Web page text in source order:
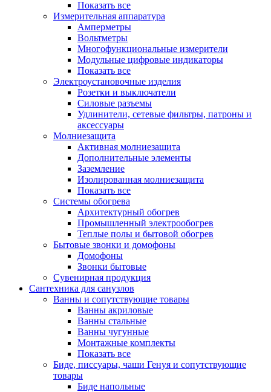
Показать все
Измерительная аппаратура
Амперметры
Вольтметры
Многофункциональные измерители
Модульные цифровые индикаторы
Показать все
Электроустановочные изделия
Розетки и выключатели
Силовые разъемы
Удлинители, сетевые фильтры, патроны и
аксессуары
Молниезащита
Активная молниезащита
Дополнительные элементы
Заземление
Изолированная молниезащита
Показать все
Системы обогрева
Архитектурный обогрев
Промышленный электрообогрев
Теплые полы и бытовой обогрев
Бытовые звонки и домофоны
Домофоны
Звонки бытовые
Сувенирная продукция
Сантехника для санузлов
Ванны и сопутствующие товары
Ванны акриловые
Ванны стальные
Ванны чугунные
Монтажные комплекты
Показать все
Биде, писсуары, чаши Генуя и сопутствующие
товары
Биде напольные